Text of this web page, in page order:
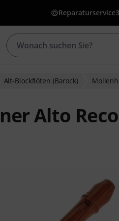
Reparaturservice
Alt-Blockflöten (Barock)
Alto